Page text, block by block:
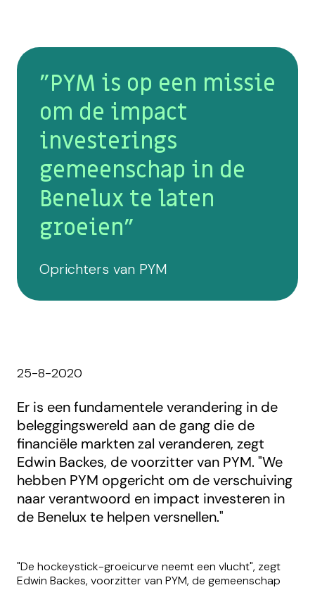
"PYM is op een missie
om de impact
investerings
gemeenschap in de
Benelux te laten
groeien"
Oprichters van PYM
25-8-2020
Er is een fundamentele verandering in de
beleggingswereld aan de gang die de
financiële markten zal veranderen, zegt
Edwin Backes, de voorzitter van PYM. "We
hebben PYM opgericht om de verschuiving
naar verantwoord en impact investeren in
de Benelux te helpen versnellen."
"De hockeystick-groeicurve neemt een vlucht", zegt
Edwin Backes, voorzitter van PYM, de gemeenschap